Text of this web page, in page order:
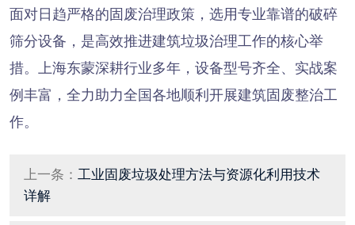
面对日趋严格的固废治理政策，选用专业靠谱的破碎
筛分设备，是高效推进建筑垃圾治理工作的核心举
措。上海东蒙深耕行业多年，设备型号齐全、实战案
例丰富，全力助力全国各地顺利开展建筑固废整治工
作。
上一条： 工业固废垃圾处理方法与资源化利用技术
详解